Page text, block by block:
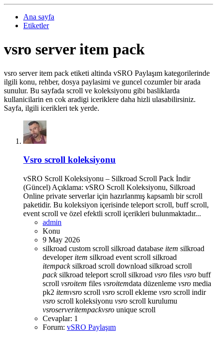
Ana sayfa
Etiketler
vsro server item pack
vsro server item pack etiketi altinda vSRO Paylaşım kategorilerinde
ilgili konu, rehber, dosya paylasimi ve guncel cozumler bir arada
sunulur. Bu sayfada scroll ve koleksiyonu gibi basliklarda
kullanicilarin en cok aradigi iceriklere daha hizli ulasabilirsiniz.
Sayfa, ilgili icerikleri tek yerde.
Vsro scroll koleksiyonu
vSRO Scroll Koleksiyonu – Silkroad Scroll Pack İndir
(Güncel) Açıklama: vSRO Scroll Koleksiyonu, Silkroad
Online private serverlar için hazırlanmış kapsamlı bir scroll
paketidir. Bu koleksiyon içerisinde teleport scroll, buff scroll,
event scroll ve özel efektli scroll içerikleri bulunmaktadır...
admin
Konu
9 May 2026
silkroad custom scroll silkroad database item silkroad
developer item silkroad event scroll silkroad
itempacksilkroad scroll download silkroad scroll
packsilkroad teleport scroll silkroad vsro files vsro buff
scroll vsroitem files vsroitemdata düzenleme vsro media
pk2 itemvsro scroll vsro scroll ekleme vsro scroll indir
vsro scroll koleksiyonu vsro scroll kurulumu
vsroserveritempackvsro unique scroll
Cevaplar: 1
Forum: vSRO Paylaşım